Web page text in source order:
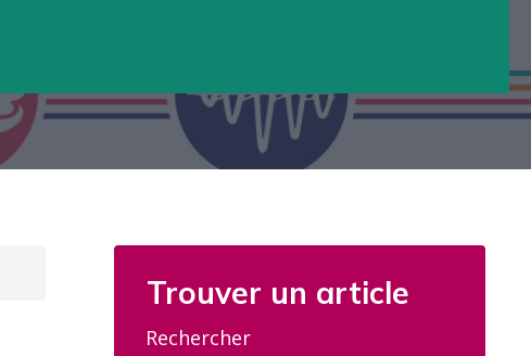
Trouver un article
Rechercher